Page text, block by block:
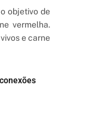
objetivo de
vermelha.
e carne